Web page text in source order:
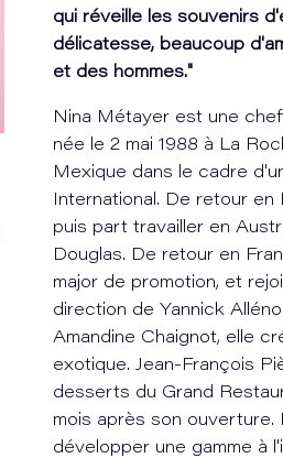
qui réveille les souvenirs
délicatesse, beaucoup
et des hommes."
Nina Métayer est une
née le 2 mai 1988 à La
Mexique dans le cadre
International. De retour
puis part travailler en
Douglas. De retour en
major de promotion, et
direction de Yannick
Amandine Chaignot, elle
exotique. Jean-François
desserts du Grand
mois après son ouverture.
développer une gamme à